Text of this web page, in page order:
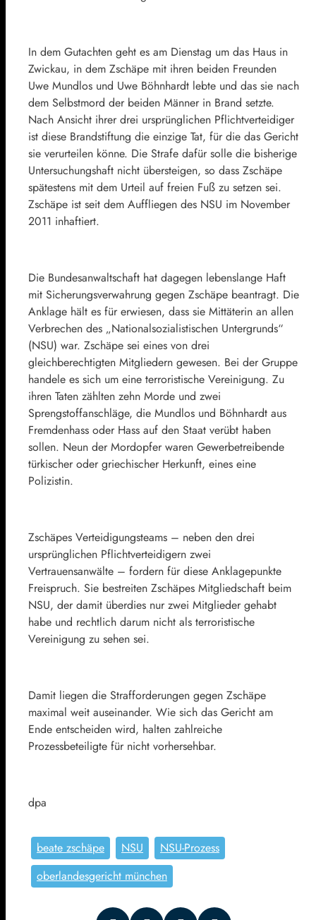
In dem Gutachten geht es am Dienstag um das Haus in
Zwickau, in dem Zschäpe mit ihren beiden Freunden
Uwe Mundlos und Uwe Böhnhardt lebte und das sie nach
dem Selbstmord der beiden Männer in Brand setzte.
Nach Ansicht ihrer drei ursprünglichen Pflichtverteidiger
ist diese Brandstiftung die einzige Tat, für die das Gericht
sie verurteilen könne. Die Strafe dafür solle die bisherige
Untersuchungshaft nicht übersteigen, so dass Zschäpe
spätestens mit dem Urteil auf freien Fuß zu setzen sei.
Zschäpe ist seit dem Auffliegen des NSU im November
2011 inhaftiert.
Die Bundesanwaltschaft hat dagegen lebenslange Haft
mit Sicherungsverwahrung gegen Zschäpe beantragt. Die
Anklage hält es für erwiesen, dass sie Mittäterin an allen
Verbrechen des „Nationalsozialistischen Untergrunds“
(NSU) war. Zschäpe sei eines von drei
gleichberechtigten Mitgliedern gewesen. Bei der Gruppe
handele es sich um eine terroristische Vereinigung. Zu
ihren Taten zählten zehn Morde und zwei
Sprengstoffanschläge, die Mundlos und Böhnhardt aus
Fremdenhass oder Hass auf den Staat verübt haben
sollen. Neun der Mordopfer waren Gewerbetreibende
türkischer oder griechischer Herkunft, eines eine
Polizistin.
Zschäpes Verteidigungsteams – neben den drei
ursprünglichen Pflichtverteidigern zwei
Vertrauensanwälte – fordern für diese Anklagepunkte
Freispruch. Sie bestreiten Zschäpes Mitgliedschaft beim
NSU, der damit überdies nur zwei Mitglieder gehabt
habe und rechtlich darum nicht als terroristische
Vereinigung zu sehen sei.
Damit liegen die Strafforderungen gegen Zschäpe
maximal weit auseinander. Wie sich das Gericht am
Ende entscheiden wird, halten zahlreiche
Prozessbeteiligte für nicht vorhersehbar.
dpa
beate zschäpe NSU
NSU-Prozess
oberlandesgericht münchen